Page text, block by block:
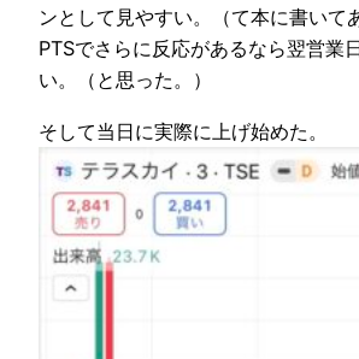
ンとして見やすい。（て本に書いて
PTSでさらに反応があるなら翌営業
い。（と思った。）
そして当日に実際に上げ始めた。